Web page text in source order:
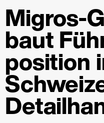
Migros-
baut
position